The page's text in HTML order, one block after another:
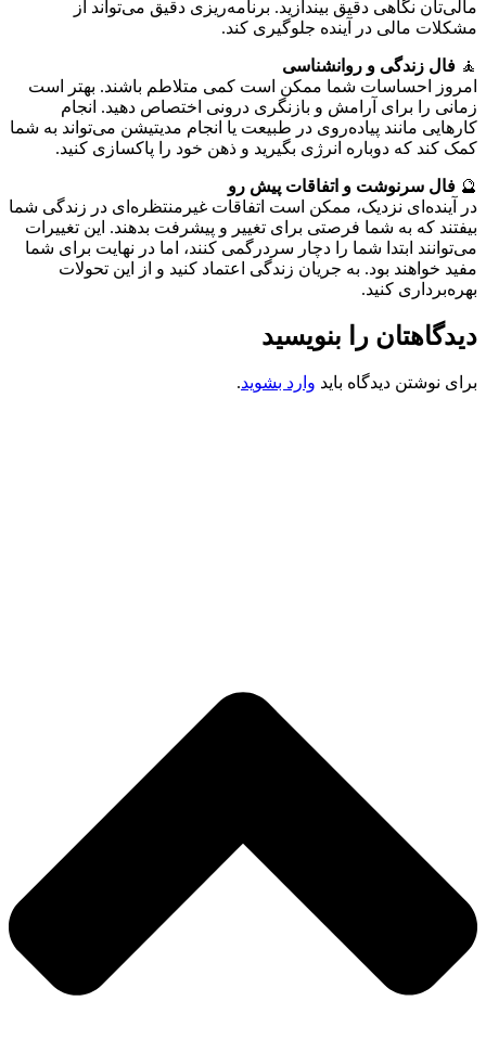
مالی‌تان نگاهی دقیق بیندازید. برنامه‌ریزی دقیق می‌تواند از
مشکلات مالی در آینده جلوگیری کند.
🧘 فال زندگی و روانشناسی
امروز احساسات شما ممکن است کمی متلاطم باشند. بهتر است
زمانی را برای آرامش و بازنگری درونی اختصاص دهید. انجام
کارهایی مانند پیاده‌روی در طبیعت یا انجام مدیتیشن می‌تواند به شما
کمک کند که دوباره انرژی بگیرید و ذهن خود را پاکسازی کنید.
🔮 فال سرنوشت و اتفاقات پیش رو
در آینده‌ای نزدیک، ممکن است اتفاقات غیرمنتظره‌ای در زندگی شما
بیفتند که به شما فرصتی برای تغییر و پیشرفت بدهند. این تغییرات
می‌توانند ابتدا شما را دچار سردرگمی کنند، اما در نهایت برای شما
مفید خواهند بود. به جریان زندگی اعتماد کنید و از این تحولات
بهره‌برداری کنید.
دیدگاهتان را بنویسید
برای نوشتن دیدگاه باید وارد بشوید.